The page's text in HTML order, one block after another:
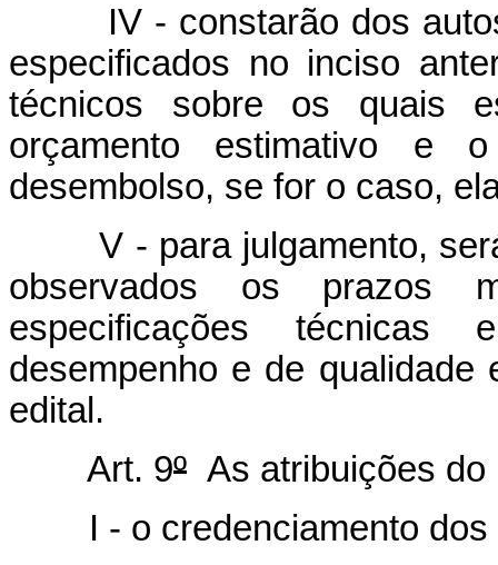
IV - constarão dos autos
especificados no inciso
técnicos sobre os quais
orçamento estimativo e
desembolso, se for o caso,
V - para julgamento, será
observados os prazos
especificações
desempenho e de
edital.
Art. 9º As atribuições
I - o credenciamento dos